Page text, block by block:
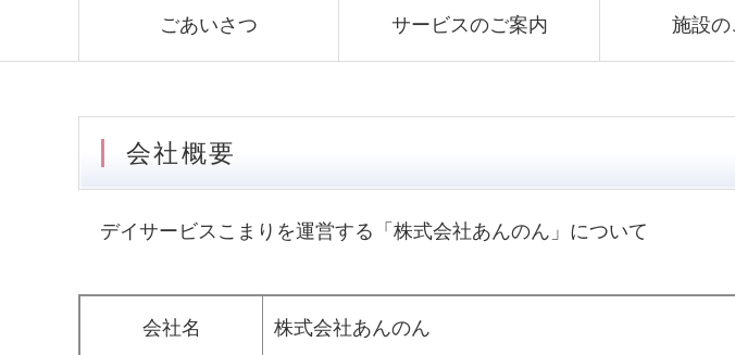
ごあいさつ サービスのご案内 施設の
会社概要
デイサービスこまりを運営する「株式会社あんのん」について
会社名 株式会社あんのん